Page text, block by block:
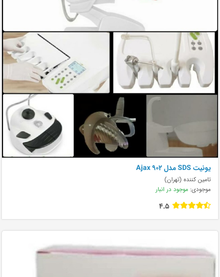
يونيت SDS مدل Ajax 902
تامین کننده (تهران)
موجودی: موجود در انبار
4.5